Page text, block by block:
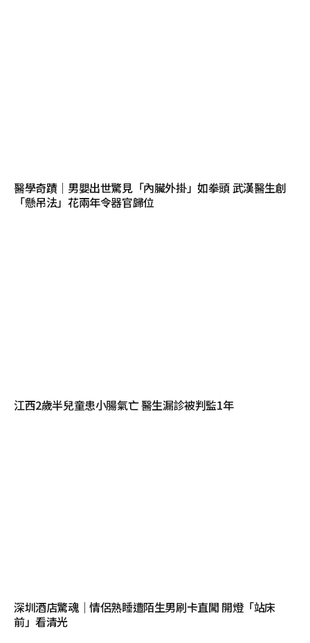
醫學奇蹟｜男嬰出世驚見「內臟外掛」如拳頭 武漢醫生創
「懸吊法」花兩年令器官歸位
江西2歲半兒童患小腸氣亡 醫生漏診被判監1年
深圳酒店驚魂｜情侶熟睡遭陌生男刷卡直闖 開燈「站床
前」看清光